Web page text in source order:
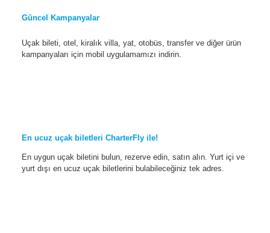
Güncel Kampanyalar
Uçak bileti, otel, kiralık villa, yat, otobüs, transfer ve diğer ürün
kampanyaları için mobil uygulamamızı indirin.
En ucuz uçak biletleri CharterFly ile!
En uygun uçak biletini bulun, rezerve edin, satın alın. Yurt içi ve
yurt dışı en ucuz uçak biletlerini bulabileceğiniz tek adres.